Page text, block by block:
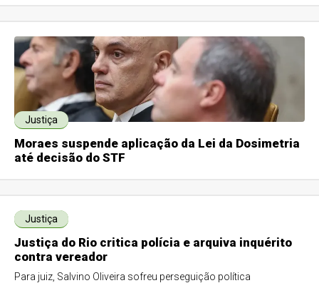
Justiça
Moraes suspende aplicação da Lei da Dosimetria
até decisão do STF
Justiça
Justiça do Rio critica polícia e arquiva inquérito
contra vereador
Para juiz, Salvino Oliveira sofreu perseguição política